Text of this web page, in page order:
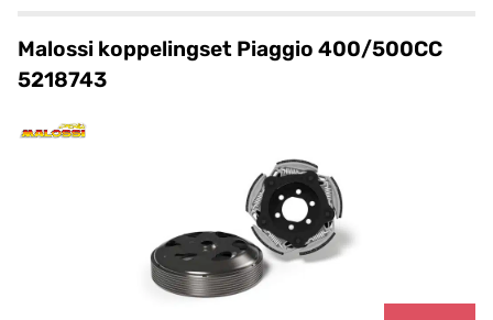
Malossi koppelingset Piaggio 400/500CC
5218743